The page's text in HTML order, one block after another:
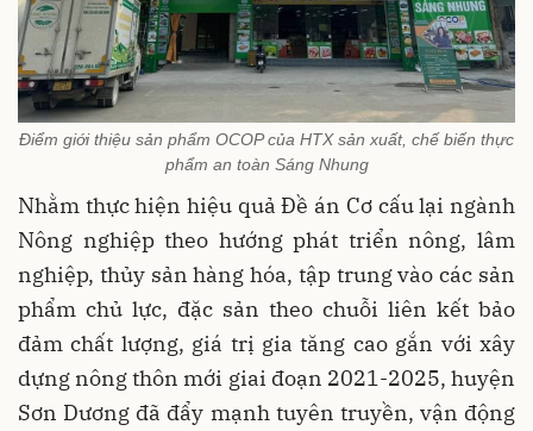
Điểm giới thiệu sản phẩm OCOP của HTX sản xuất, chế biến thực
phẩm an toàn Sáng Nhung
Nhằm thực hiện hiệu quả Đề án Cơ cấu lại ngành
Nông nghiệp theo hướng phát triển nông, lâm
nghiệp, thủy sản hàng hóa, tập trung vào các sản
phẩm chủ lực, đặc sản theo chuỗi liên kết bảo
đảm chất lượng, giá trị gia tăng cao gắn với xây
dựng nông thôn mới giai đoạn 2021-2025, huyện
Sơn Dương đã đẩy mạnh tuyên truyền, vận động